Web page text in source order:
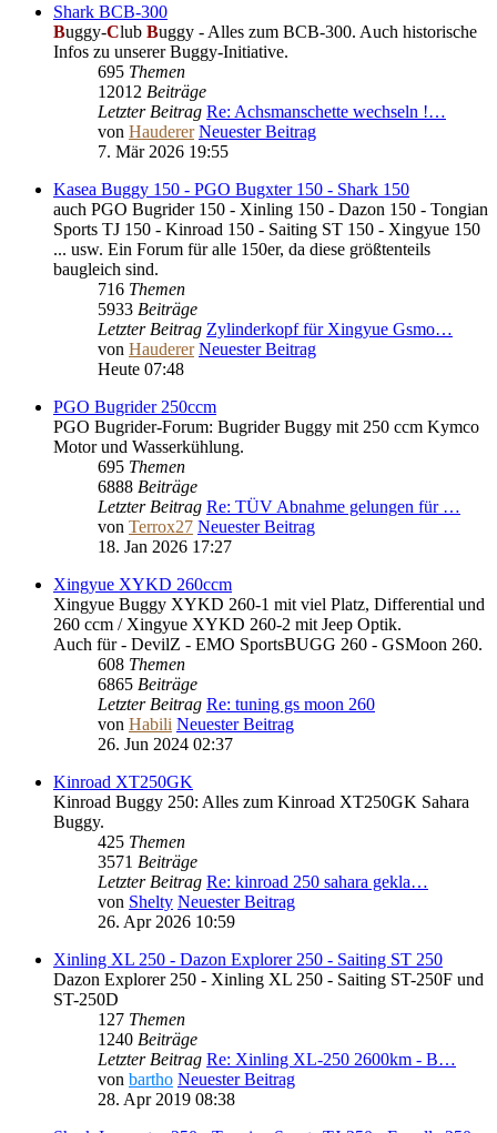
Shark BCB-300
Buggy-Club Buggy - Alles zum BCB-300. Auch historische
Infos zu unserer Buggy-Initiative.
695 Themen
12012 Beiträge
Letzter Beitrag Re: Achsmanschette wechseln !…
von Hauderer Neuester Beitrag
7. Mär 2026 19:55
Kasea Buggy 150 - PGO Bugxter 150 - Shark 150
auch PGO Bugrider 150 - Xinling 150 - Dazon 150 - Tongian
Sports TJ 150 - Kinroad 150 - Saiting ST 150 - Xingyue 150
... usw. Ein Forum für alle 150er, da diese größtenteils
baugleich sind.
716 Themen
5933 Beiträge
Letzter Beitrag Zylinderkopf für Xingyue Gsmo…
von Hauderer Neuester Beitrag
Heute 07:48
PGO Bugrider 250ccm
PGO Bugrider-Forum: Bugrider Buggy mit 250 ccm Kymco
Motor und Wasserkühlung.
695 Themen
6888 Beiträge
Letzter Beitrag Re: TÜV Abnahme gelungen für …
von Terrox27 Neuester Beitrag
18. Jan 2026 17:27
Xingyue XYKD 260ccm
Xingyue Buggy XYKD 260-1 mit viel Platz, Differential und
260 ccm / Xingyue XYKD 260-2 mit Jeep Optik.
Auch für - DevilZ - EMO SportsBUGG 260 - GSMoon 260.
608 Themen
6865 Beiträge
Letzter Beitrag Re: tuning gs moon 260
von Habili Neuester Beitrag
26. Jun 2024 02:37
Kinroad XT250GK
Kinroad Buggy 250: Alles zum Kinroad XT250GK Sahara
Buggy.
425 Themen
3571 Beiträge
Letzter Beitrag Re: kinroad 250 sahara gekla…
von Shelty Neuester Beitrag
26. Apr 2026 10:59
Xinling XL 250 - Dazon Explorer 250 - Saiting ST 250
Dazon Explorer 250 - Xinling XL 250 - Saiting ST-250F und
ST-250D
127 Themen
1240 Beiträge
Letzter Beitrag Re: Xinling XL-250 2600km - B…
von bartho Neuester Beitrag
28. Apr 2019 08:38